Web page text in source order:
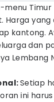
menu
Harga
kantong.
dan
Lembang
Setiap
ini